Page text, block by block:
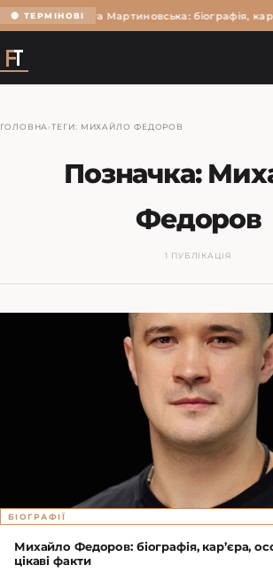
🔴 ТЕРМІНОВІОльга Мартиновська: біографія,
ГОЛОВНА ›ТЕГИ: МИХАЙЛО ФЕДОРОВ
Позначка:
Федоров
1 ПУБЛІКАЦІЯ
БІОГРАФІЇ
Михайло Федоров: біографія, кар’єра,
цікаві факти